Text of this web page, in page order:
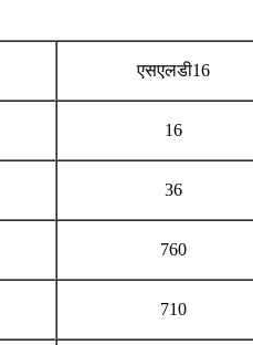
एसएलडी16
16
36
760
710